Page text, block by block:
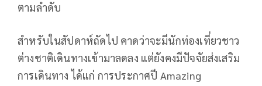
ตามลำดับ
สําหรับในสัปดาห์ถัดไป คาดว่าจะมีนักท่องเที่ยวชาว
ต่างชาติเดินทางเข้ามาลดลง แต่ยังคงมีปัจจัยส่งเสริม
การเดินทาง ได้แก่ การประกาศปี Amazing